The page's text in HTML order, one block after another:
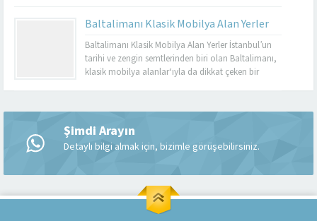
bir semt olup, bu semtte klasik mobilyaları sevenler
için birçok seçenek sunmaktadır. Bomonti klasik
mobilya...
Baltalimanı Klasik Mobilya Alan Yerler
Baltalimanı Klasik Mobilya Alan Yerler İstanbul’un
tarihi ve zengin semtlerinden biri olan Baltalimanı,
klasik mobilya alanlar‘ıyla da dikkat çeken bir
mobilya ürünlerini bulabileceğiniz birçok
mağazaya ev sahipliği yapmaktadır. Bu makalede,
Baltalimanı klasik mobilya alan yerler hakkında...
Şimdi Arayın
Detaylı bilgi almak için, bizimle görüşebilirsiniz.
Cevap Yaz